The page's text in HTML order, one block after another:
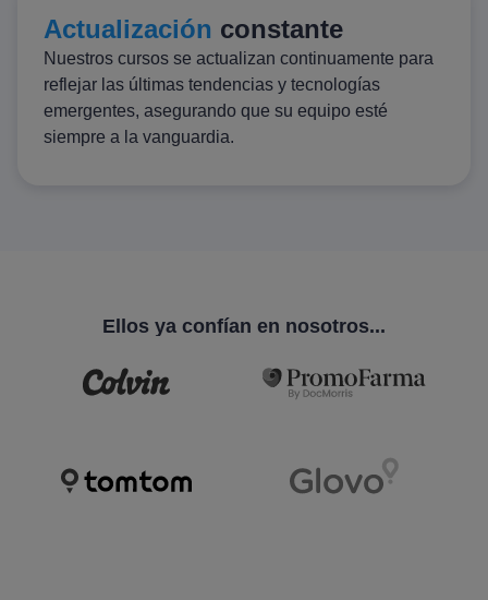
Actualización constante
Nuestros cursos se actualizan continuamente para
reflejar las últimas tendencias y tecnologías
emergentes, asegurando que su equipo esté
siempre a la vanguardia.
Ellos ya confían en nosotros...